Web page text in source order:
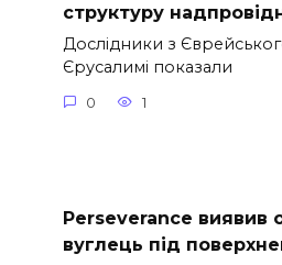
структуру
Дослідники з
Єрусалимі показали
0 1
Perseverance виявив
вуглець під